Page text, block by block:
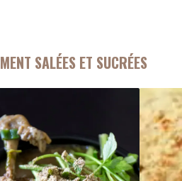
SALÉES ET SUCRÉES